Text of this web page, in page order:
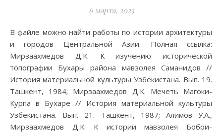
6 марта, 2025
В файле можно найти работы по истории архитектуры
и городов Центральной Азии. Полная ссылка:
Мирзаахмедов Д.К. К изучению исторической
топографии Бухары района мавзолея Саманидов //
История материальной культуры Узбекистана. Вып. 19.
Ташкент, 1984; Мирзаахмедов Д.К. Мечеть Магоки-
Курпа в Бухаре // История материальной культуры
Узбекистана. Вып. 21. Ташкент, 1987; Алимов У.А.,
Мирзаахмедов Д.К. К истории мавзолея Бобои-